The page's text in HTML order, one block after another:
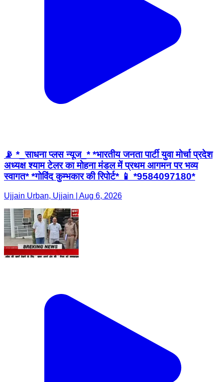
📡 *_साधना प्लस न्यूज_* *भारतीय जनता पार्टी युवा मोर्चा प्रदेश
अध्यक्ष श्याम टेलर का मोहना मंडल में प्रथम आगमन पर भव्य
स्वागत* *गोविंद कुम्भकार की रिपोर्ट* 📱 *9584097180*
Ujjain Urban, Ujjain | Aug 6, 2026